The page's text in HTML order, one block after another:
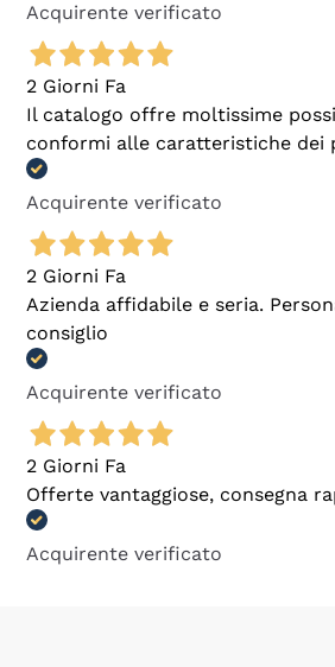
Acquirente verificato
2 Giorni Fa
Il catalogo offre moltissime
conformi alle caratteristiche dei
Acquirente verificato
2 Giorni Fa
Azienda affidabile e seria.
consiglio
Acquirente verificato
2 Giorni Fa
Offerte vantaggiose, consegna
Acquirente verificato